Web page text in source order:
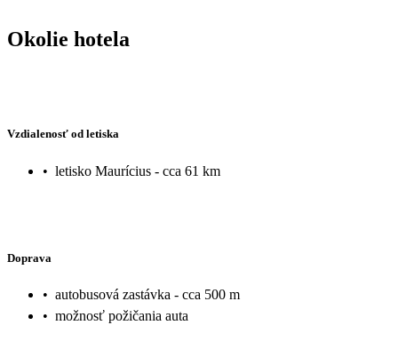
Okolie hotela
Vzdialenosť od letiska
• letisko Maurícius - cca 61 km
Doprava
• autobusová zastávka - cca 500 m
• možnosť požičania auta